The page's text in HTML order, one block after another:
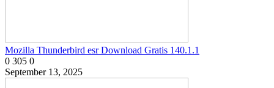
Mozilla Thunderbird esr Download Gratis 140.1.1
0 305 0
September 13, 2025